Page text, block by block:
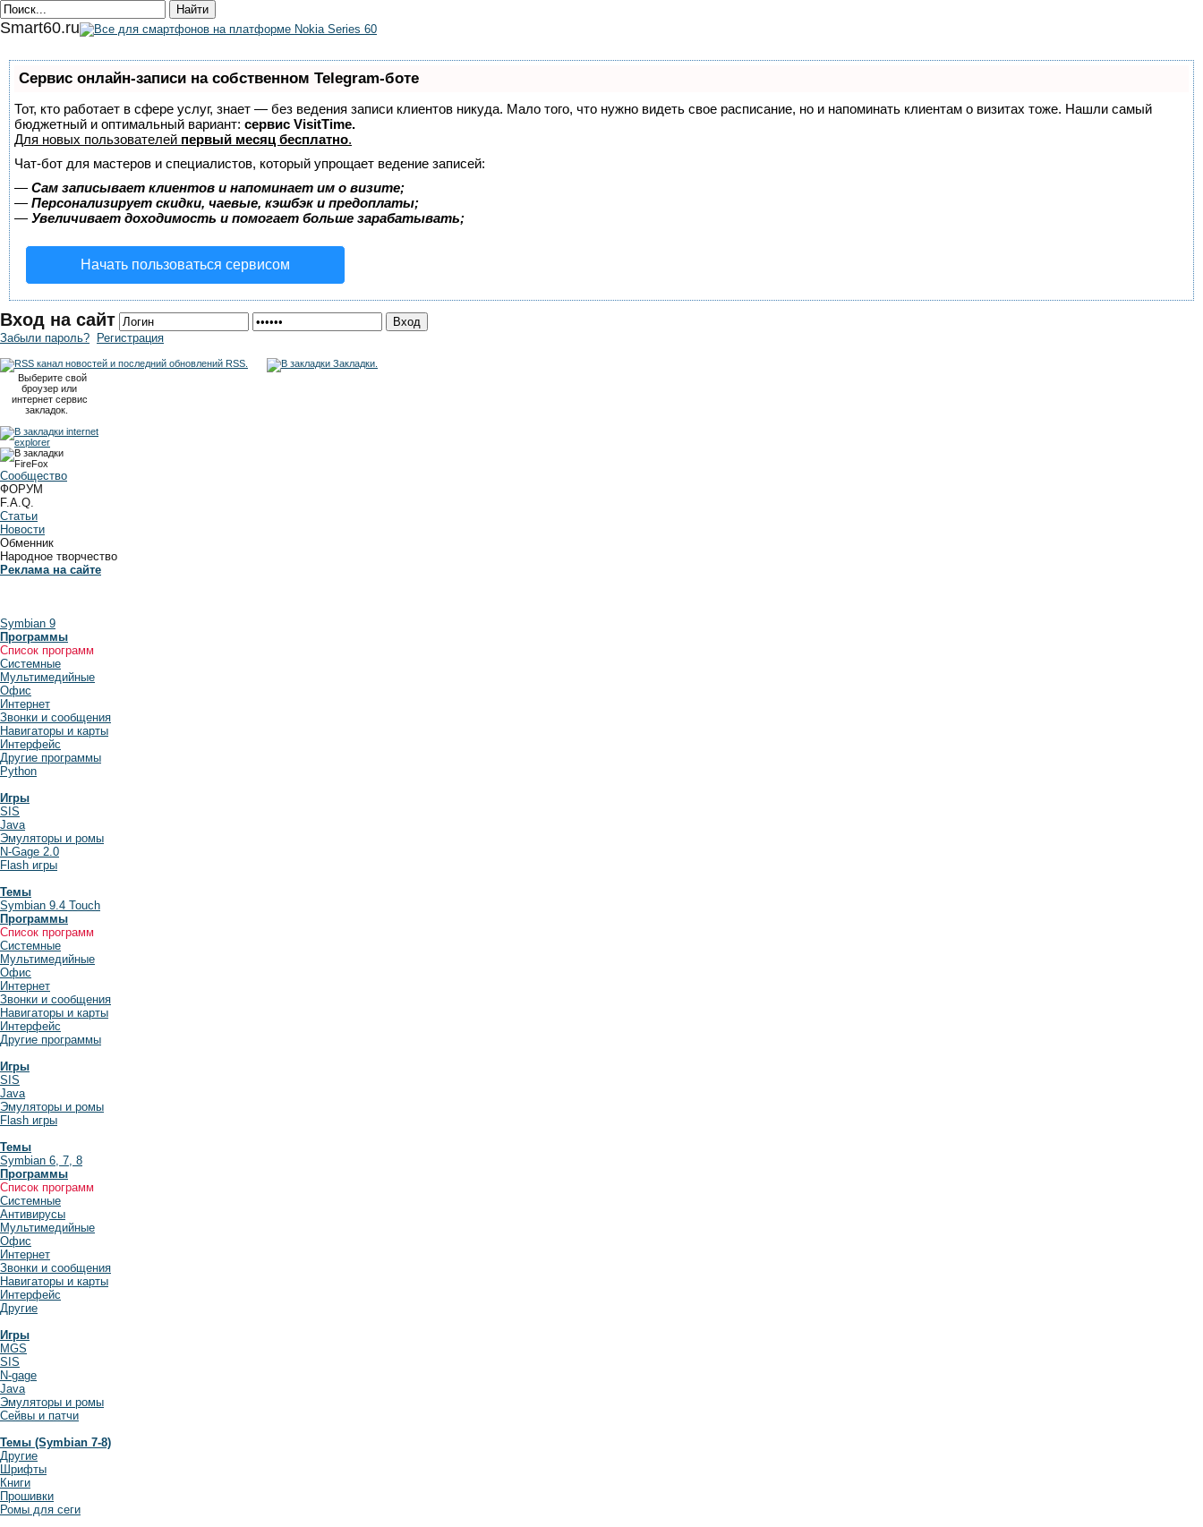
Smart60.ru
Сервис онлайн-записи на собственном Telegram-боте
Тот, кто работает в сфере услуг, знает — без ведения записи клиентов никуда. Мало того, что нужно видеть свое расписание, но и напоминать клиентам о визитах тоже. Нашли самый
бюджетный и оптимальный вариант: сервис VisitTime.
Для новых пользователей первый месяц бесплатно.
Чат-бот для мастеров и специалистов, который упрощает ведение записей:
— Сам записывает клиентов и напоминает им о визите;
— Персонализирует скидки, чаевые, кэшбэк и предоплаты;
— Увеличивает доходимость и помогает больше зарабатывать;
Начать пользоваться сервисом
Вход на сайт
Забыли пароль? Регистрация
RSS.
Закладки.
Выберите свой
броузер или
интернет сервис
закладок.
Сообщество
ФОРУМ
F.A.Q.
Статьи
Новости
Обменник
Народное творчество
Реклама на сайте
Symbian 9
Программы
Список программ
Системные
Мультимедийные
Офис
Интернет
Звонки и сообщения
Навигаторы и карты
Интерфейс
Другие программы
Python
Игры
SIS
Java
Эмуляторы и ромы
N-Gage 2.0
Flash игры
Темы
Symbian 9.4 Touch
Программы
Список программ
Системные
Мультимедийные
Офис
Интернет
Звонки и сообщения
Навигаторы и карты
Интерфейс
Другие программы
Игры
SIS
Java
Эмуляторы и ромы
Flash игры
Темы
Symbian 6, 7, 8
Программы
Список программ
Системные
Антивирусы
Мультимедийные
Офис
Интернет
Звонки и сообщения
Навигаторы и карты
Интерфейс
Другие
Игры
MGS
SIS
N-gage
Java
Эмуляторы и ромы
Сейвы и патчи
Темы (Symbian 7-8)
Другие
Шрифты
Книги
Прошивки
Ромы для сеги